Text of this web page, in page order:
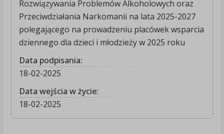
Rozwiązywania Problemów Alkoholowych oraz
Przeciwdziałania Narkomanii na lata 2025-2027
polegającego na prowadzeniu placówek wsparcia
dziennego dla dzieci i młodzieży w 2025 roku
Data podpisania:
18-02-2025
Data wejścia w życie:
18-02-2025